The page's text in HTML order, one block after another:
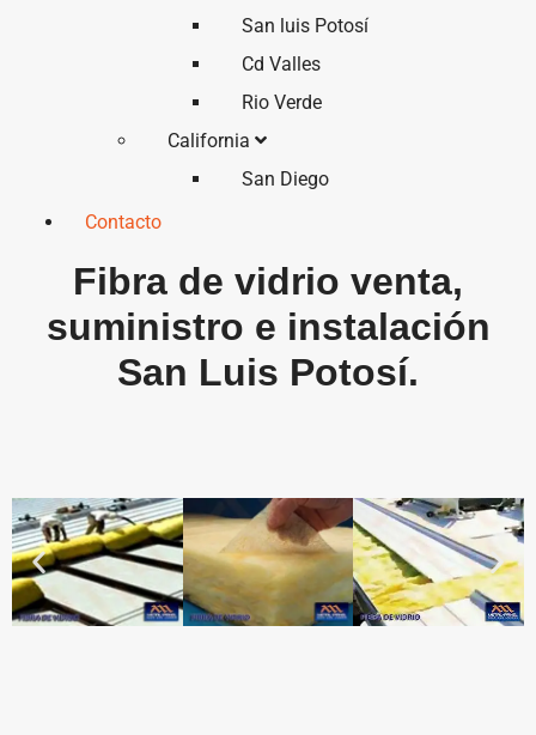
San luis Potosí
Cd Valles
Rio Verde
California
San Diego
Contacto
Fibra de vidrio venta,
suministro e instalación
San Luis Potosí.